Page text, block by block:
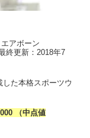
アボーン
終更新：2018年7
た本格スポーツウ
（中点値